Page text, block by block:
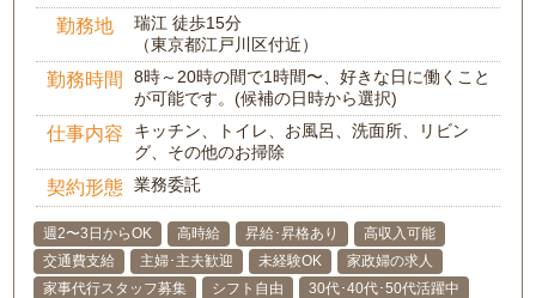
勤務地
瑞江 徒歩15分
（東京都江戸川区付近）
勤務時間
8時～20時の間で1時間〜、好きな日に働くこと
が可能です。(候補の日時から選択)
仕事内容
キッチン、トイレ、お風呂、洗面所、リビン
グ、その他のお掃除
契約形態 業務委託
週2〜3日からOK 高時給 昇給･昇格あり
高収入可能
交通費支給
主婦･主夫歓迎 未経験OK
家政婦の求人
家事代行スタッフ募集
シフト自由 30代･40代･50代活躍中